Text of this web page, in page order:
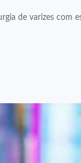
de varizes com